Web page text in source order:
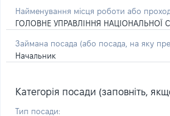
Найменування місця роботи або
ГОЛОВНЕ УПРАВЛІННЯ НАЦІОНАЛЬНОЇ
Займана посада (або посада, на яку
Начальник
Категорія посади (заповніть,
Тип посади: